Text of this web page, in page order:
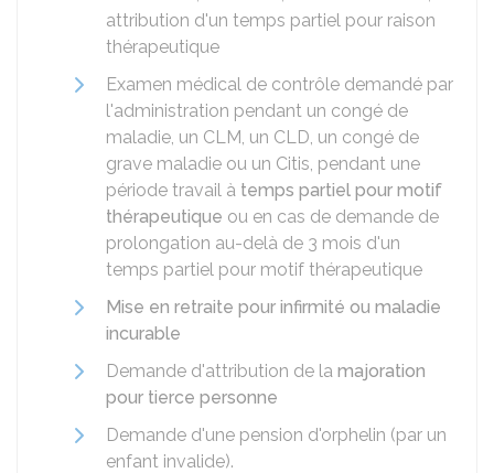
attribution d'un temps partiel pour raison
thérapeutique
Examen médical de contrôle demandé par
l'administration pendant un congé de
maladie, un CLM, un CLD, un congé de
grave maladie ou un Citis, pendant une
période travail à temps partiel pour motif
thérapeutique ou en cas de demande de
prolongation au-delà de 3 mois d'un
temps partiel pour motif thérapeutique
Mise en retraite pour infirmité ou maladie
incurable
Demande d'attribution de la majoration
pour tierce personne
Demande d'une pension d'orphelin (par un
enfant invalide).